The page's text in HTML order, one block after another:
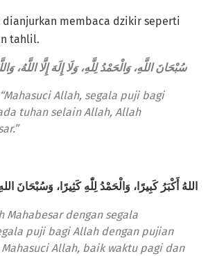
membaca dzikir seperti
tahlil.
سُبْحَانَ اللَّهِ، وَالْحَمْدُ لِلَّهِ، وَلَا إِلَهَ إِلَّا اللَّهُ،
Allah, segala puji bagi
tuhan selain Allah, Allah
اللهُ أَكْبَرُ كَبِيرًا، وَالْحَمْدُ لِلّٰهِ كَثِيرًا، وَسُبْحَانَ
Mahabesar dengan segala
puji bagi Allah dengan pujian
Mahasuci Allah, baik waktu pagi dan